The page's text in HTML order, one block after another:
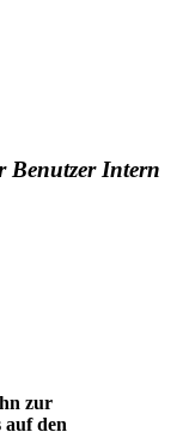
Benutzer Intern
zur
auf den